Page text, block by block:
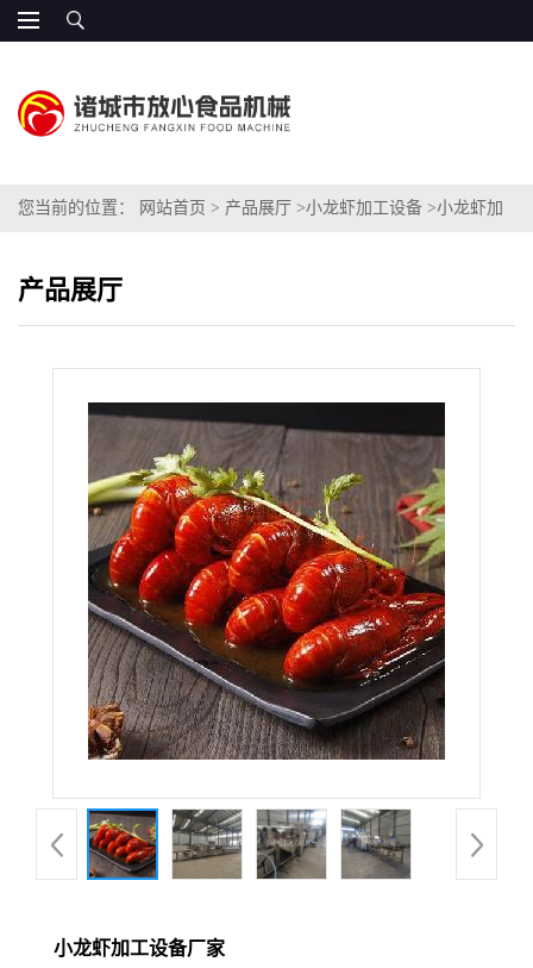
您当前的位置： 网站首页 > 产品展厅 >小龙虾加工设备 >小龙虾加
产品展厅
小龙虾加工设备厂家